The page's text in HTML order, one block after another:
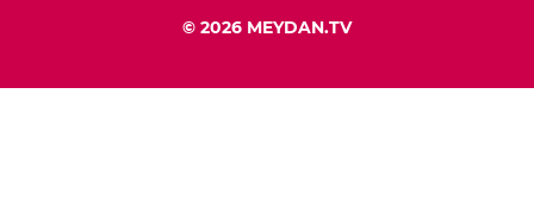
© 2026 MEYDAN.TV